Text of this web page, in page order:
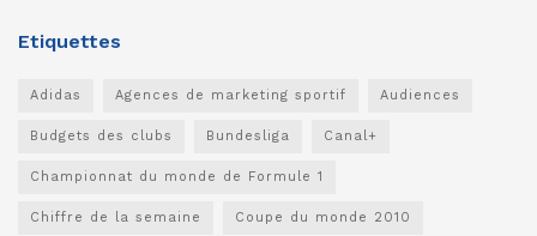
Etiquettes
Adidas Agences de marketing sportif Audiences
Budgets des clubs Bundesliga Canal+
Championnat du monde de Formule 1
Chiffre de la semaine Coupe du monde 2010